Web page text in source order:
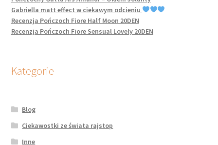
Gabriella matt effect w ciekawym odcieniu
Recenzja Pończoch Fiore Half Moon 20DEN
Recenzja Pończoch Fiore Sensual Lovely 20DEN
Kategorie
Blog
Ciekawostki ze świata rajstop
Inne